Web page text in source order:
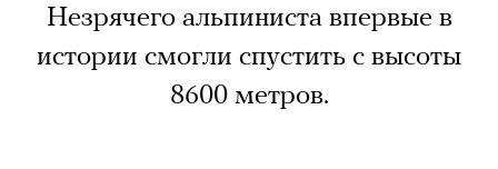
Незрячего альпиниста впервые в
истории смогли спустить с высоты
8600 метров.